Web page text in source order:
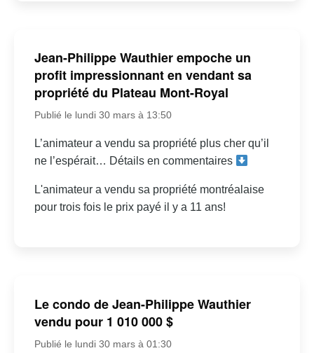
Jean-Philippe Wauthier empoche un
profit impressionnant en vendant sa
propriété du Plateau Mont-Royal
Publié le lundi 30 mars à 13:50
L’animateur a vendu sa propriété plus cher qu’il
ne l’espérait… Détails en commentaires
L'animateur a vendu sa propriété montréalaise
pour trois fois le prix payé il y a 11 ans!
Le condo de Jean-Philippe Wauthier
vendu pour 1 010 000 $
Publié le lundi 30 mars à 01:30